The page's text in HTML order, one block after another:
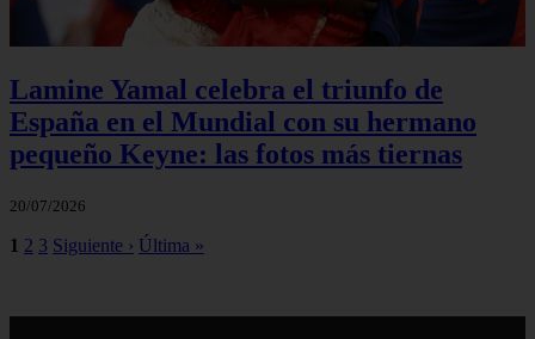
Lamine Yamal celebra el triunfo de
España en el Mundial con su hermano
pequeño Keyne: las fotos más tiernas
20/07/2026
1 2 3 Siguiente › Última »